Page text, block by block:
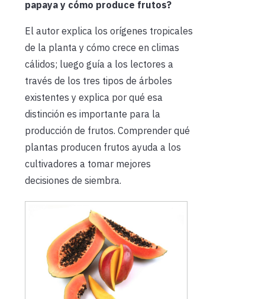
papaya y cómo produce frutos?
El autor explica los orígenes tropicales
de la planta y cómo crece en climas
cálidos; luego guía a los lectores a
través de los tres tipos de árboles
existentes y explica por qué esa
distinción es importante para la
producción de frutos. Comprender qué
plantas producen frutos ayuda a los
cultivadores a tomar mejores
decisiones de siembra.